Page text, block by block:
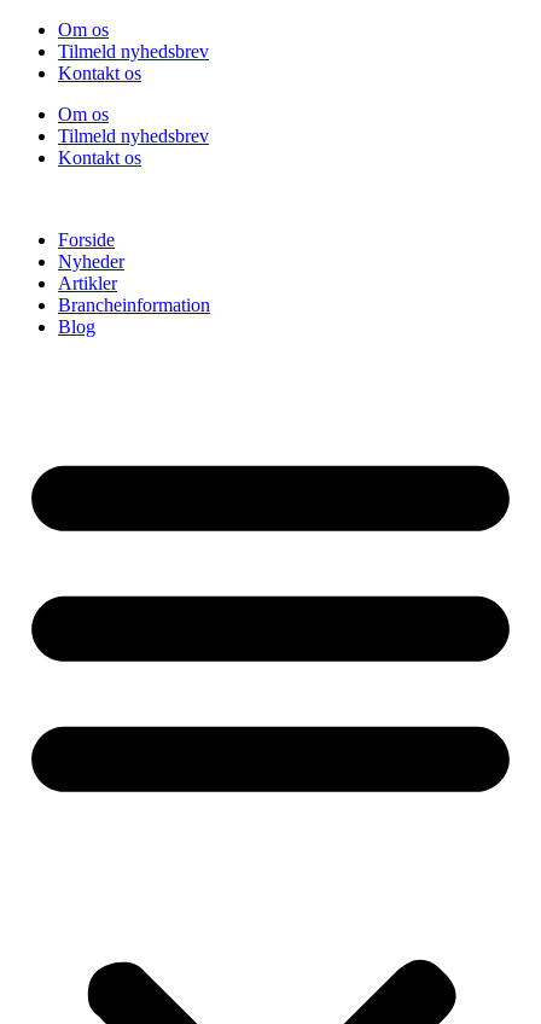
Videre
indhold
Om os
Tilmeld nyhedsbrev
Kontakt os
Om os
Tilmeld nyhedsbrev
Kontakt os
Forside
Nyheder
Artikler
Brancheinformation
Blog